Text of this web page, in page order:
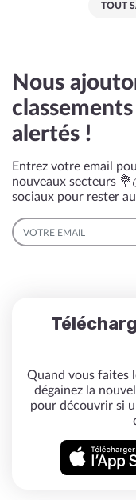
TOUT
Nous
alertés !
Entrez votre email
nouveaux secteurs
sociaux pour rester
EMAIL
Quand vous faites
dégainez la
pour découvrir si